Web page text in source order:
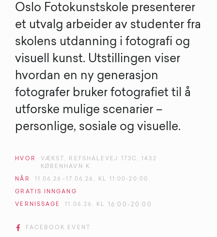
Oslo Fotokunstskole presenterer
et utvalg arbeider av studenter fra
skolens utdanning i fotografi og
visuell kunst. Utstillingen viser
hvordan en ny generasjon
fotografer bruker fotografiet til å
utforske mulige scenarier –
personlige, sosiale og visuelle.
HVOR
VÆKST, REFSHALEVEJ 173C, 1432
KØBENHAVN K.
NÅR 11 .06 .26 –17 .06 .26 , KL 11:00-20:00
GRATIS INNGANG
VERNISSAGE 11 .06 .26 , KL 16:00-20:00
 FACEBOOK EVENT